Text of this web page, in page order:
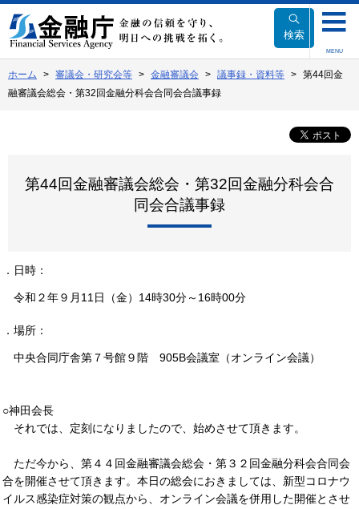
文
へ
動
検索
MENU
ホーム 審議会・研究会等 金融審議会 議事録・資料等
第44回金
融審議会総会・第32回金融分科会合同会合議事録
第44回金融審議会総会・第32回金融分科会合
同会合議事録
日時：
令和２年９月11日（金）14時30分～16時00分
場所：
中央合同庁舎第７号館９階 905B会議室（オンライン会議）
○神田会長
それでは、定刻になりましたので、始めさせて頂きます。
ただ今から、第４４回金融審議会総会・第３２回金融分科会合同会
合を開催させて頂きます。本日の総会におきましては、新型コロナウ
イルス感染症対策の観点から、オンライン会議を併用した開催とさせ